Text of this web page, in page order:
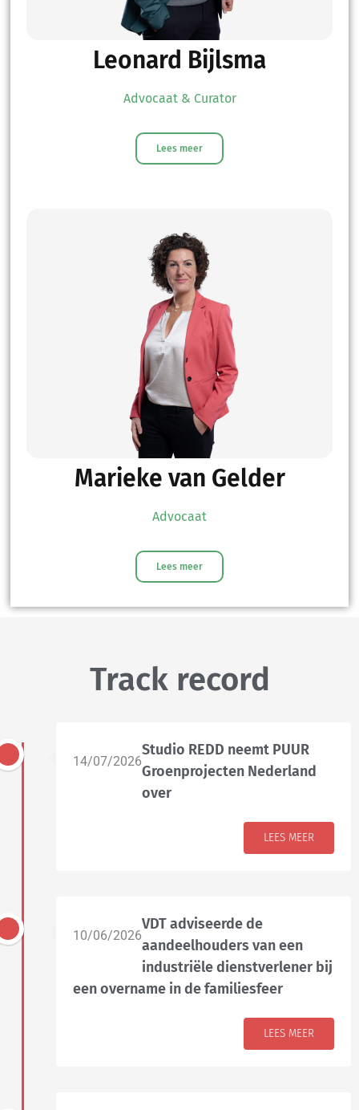
Leonard Bijlsma
Advocaat & Curator
Lees meer
Marieke van Gelder
Advocaat
Lees meer
Track record
14/07/2026
Studio REDD neemt PUUR
Groenprojecten Nederland
over
LEES MEER
10/06/2026
VDT adviseerde de
aandeelhouders van een
industriële dienstverlener bij
een overname in de familiesfeer
LEES MEER